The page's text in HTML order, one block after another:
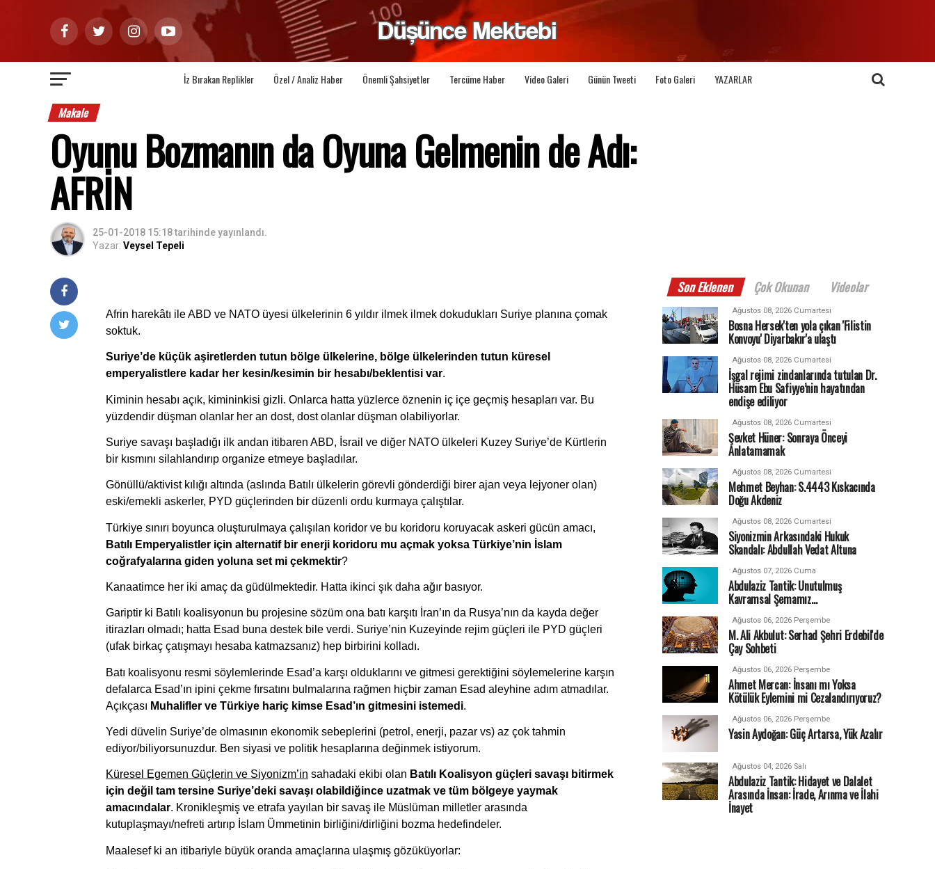
İz Bırakan Replikler Özel / Analiz Haber Önemli Şahsiyetler Tercüme Haber Video Galeri Günün Tweeti Foto Galeri YAZARLAR
Makale
Oyunu Bozmanın da Oyuna Gelmenin de Adı:
AFRİN
25-01-2018 15:18tarihinde yayınlandı.
Yazar: Veysel Tepeli
Afrin harekâtı ile ABD ve NATO üyesi ülkelerinin 6 yıldır ilmek ilmek dokudukları Suriye planına çomak
soktuk.
Suriye’de küçük aşiretlerden tutun bölge ülkelerine, bölge ülkelerinden tutun küresel
emperyalistlere kadar her kesin/kesimin bir hesabı/beklentisi var.
Kiminin hesabı açık, kimininkisi gizli. Onlarca hatta yüzlerce öznenin iç içe geçmiş hesapları var. Bu
yüzdendir düşman olanlar her an dost, dost olanlar düşman olabiliyorlar.
Suriye savaşı başladığı ilk andan itibaren ABD, İsrail ve diğer NATO ülkeleri Kuzey Suriye’de Kürtlerin
bir kısmını silahlandırıp organize etmeye başladılar.
Gönüllü/aktivist kılığı altında (aslında Batılı ülkelerin görevli gönderdiği birer ajan veya lejyoner olan)
eski/emekli askerler, PYD güçlerinden bir düzenli ordu kurmaya çalıştılar.
Batılı Emperyalistler için alternatif bir enerji koridoru mu açmak yoksa Türkiye’nin İslam
coğrafyalarına giden yoluna set mi çekmektir?
Kanaatimce her iki amaç da güdülmektedir. Hatta ikinci şık daha ağır basıyor.
Gariptir ki Batılı koalisyonun bu projesine sözüm ona batı karşıtı İran’ın da Rusya’nın da kayda değer
itirazları olmadı; hatta Esad buna destek bile verdi. Suriye’nin Kuzeyinde rejim güçleri ile PYD güçleri
(ufak birkaç çatışmayı hesaba katmazsanız) hep birbirini kolladı.
Batı koalisyonu resmi söylemlerinde Esad’a karşı olduklarını ve gitmesi gerektiğini söylemelerine karşın
defalarca Esad’ın ipini çekme fırsatını bulmalarına rağmen hiçbir zaman Esad aleyhine adım atmadılar.
Açıkçası Muhalifler ve Türkiye hariç kimse Esad’ın gitmesini istemedi.
Yedi düvelin Suriye’de olmasının ekonomik sebeplerini (petrol, enerji, pazar vs) az çok tahmin
ediyor/biliyorsunuzdur. Ben siyasi ve politik hesaplarına değinmek istiyorum.
Küresel Egemen Güçlerin ve Siyonizm’in sahadaki ekibi olan Batılı Koalisyon güçleri savaşı bitirmek
için değil tam tersine Suriye’deki savaşı olabildiğince uzatmak ve tüm bölgeye yaymak
amacındalar. Kronikleşmiş ve etrafa yayılan bir savaş ile Müslüman milletler arasında
kutuplaşmayı/nefreti artırıp İslam Ümmetinin birliğini/dirliğini bozma hedefindeler.
Maalesef ki an itibariyle büyük oranda amaçlarına ulaşmış gözüküyorlar:
Son Eklenen Çok Okunan Videolar
Ağustos 08, 2026 Cumartesi
Bosna Hersek'ten yola çıkan 'Filistin
Konvoyu' Diyarbakır'a ulaştı
Ağustos 08, 2026 Cumartesi
İşgal rejimi zindanlarında tutulan Dr.
Hüsam Ebu Safiyye’nin hayatından
endişe ediliyor
Ağustos 08, 2026 Cumartesi
Şevket Hüner: Sonraya Önceyi
Anlatamamak
Ağustos 08, 2026 Cumartesi
Mehmet Beyhan: S.4443 Kıskacında
Doğu Akdeniz
Ağustos 08, 2026 Cumartesi
Siyonizmin Arkasındaki Hukuk
Skandalı: Abdullah Vedat Altuna
Ağustos 07, 2026 Cuma
Abdulaziz Tantik: Unutulmuş
Kavramsal Şemamız…
Ağustos 06, 2026 Perşembe
M. Ali Akbulut: Serhad Şehri Erdebil'de
Çay Sohbeti
Ağustos 06, 2026 Perşembe
Ahmet Mercan: İnsanı mı Yoksa
Kötülük Eylemini mi Cezalandırıyoruz?
Ağustos 06, 2026 Perşembe
Yasin Aydoğan: Güç Artarsa, Yük Azalır
Ağustos 04, 2026 Salı
Abdulaziz Tantik: Hidayet ve Dalalet
Arasında İnsan: İrade, Arınma ve İlahi
İnayet